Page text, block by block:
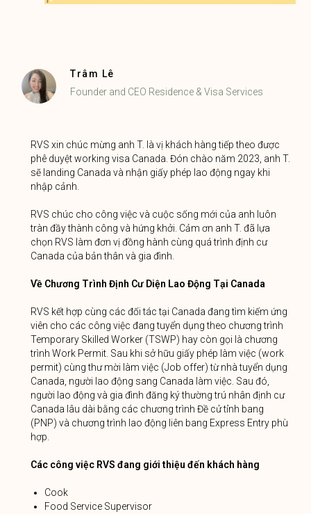
Trâm Lê
Founder and CEO Residence & Visa Services
RVS xin chúc mừng anh T. là vị khách hàng tiếp theo được
phê duyệt working visa Canada. Đón chào năm 2023, anh T.
sẽ landing Canada và nhận giấy phép lao động ngay khi
nhập cảnh.
RVS chúc cho công việc và cuộc sống mới của anh luôn
tràn đầy thành công và hứng khởi. Cảm ơn anh T. đã lựa
chọn RVS làm đơn vị đồng hành cùng quá trình định cư
Canada của bản thân và gia đình.
Về Chương Trình Định Cư Diện Lao Động Tại Canada
RVS kết hợp cùng các đối tác tại Canada đang tìm kiếm ứng
viên cho các công việc đang tuyển dụng theo chương trình
Temporary Skilled Worker (TSWP) hay còn gọi là chương
trình Work Permit. Sau khi sở hữu giấy phép làm việc (work
permit) cùng thư mời làm việc (Job offer) từ nhà tuyển dụng
Canada, người lao động sang Canada làm việc. Sau đó,
người lao động và gia đình đăng ký thường trú nhân định cư
Canada lâu dài bằng các chương trình Đề cử tỉnh bang
(PNP) và chương trình lao động liên bang Express Entry phù
hợp.
Các công việc RVS đang giới thiệu đến khách hàng
Cook
Food Service Supervisor